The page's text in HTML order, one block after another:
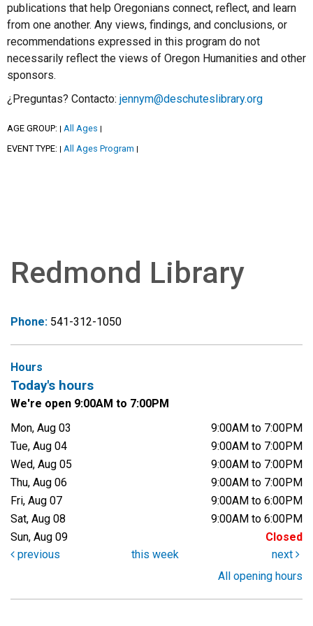
publications that help Oregonians connect, reflect, and learn
from one another. Any views, findings, and conclusions, or
recommendations expressed in this program do not
necessarily reflect the views of Oregon Humanities and other
sponsors.
¿Preguntas? Contacto: jennym@deschuteslibrary.org
AGE GROUP: | All Ages |
EVENT TYPE: | All Ages Program |
Redmond Library
Phone: 541-312-1050
Hours
Today's hours
We're open 9:00AM to 7:00PM
Mon, Aug 03
9:00AM to 7:00PM
Tue, Aug 04
9:00AM to 7:00PM
Wed, Aug 05
9:00AM to 7:00PM
Thu, Aug 06
9:00AM to 7:00PM
Fri, Aug 07
9:00AM to 6:00PM
Sat, Aug 08
9:00AM to 6:00PM
Sun, Aug 09
Closed
previous
this week
next
All opening hours